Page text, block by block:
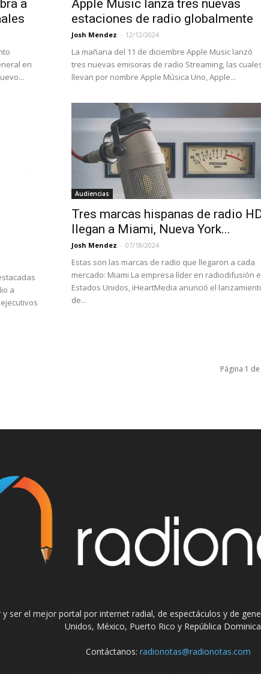
a
en
Apple Music lanza tres nuevas
estaciones de radio globalmente
Josh Mendez - 12/12/2024
La mañana del 11 de diciembre Apple Music lanzó
tres nuevas emisoras de radio Streaming, las
llevan por nombre Apple Música Uno, Apple...
a
Audiencias
Tres marcas hispanas de radio
llegan a Miami, Nueva York...
Josh Mendez - 07/18/2024
Estas son las marcas de radio que llegaron a cada
mercado: Miami La empresa líder en radiodifusión
Estados Unidos, iHeartMedia anunció el
de...
Página 1
ser el mejor portal por internet radial, de espectáculos y de
Unidos, México, Puerto Rico y República
Contáctanos:radionotas@radionotas.com